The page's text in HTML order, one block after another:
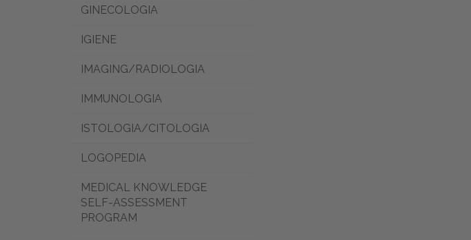
GINECOLOGIA
IGIENE
IMAGING/RADIOLOGIA
IMMUNOLOGIA
ISTOLOGIA/CITOLOGIA
LOGOPEDIA
MEDICAL KNOWLEDGE
SELF-ASSESSMENT
PROGRAM